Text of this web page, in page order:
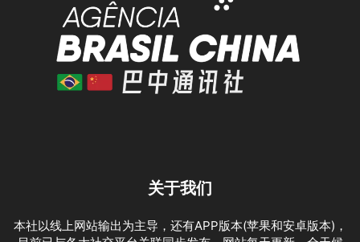
关于我们
本社以线上网站输出为主导，还有APP版本(苹果和安卓版本)，